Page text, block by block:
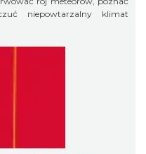
niepowtarzalny klimat